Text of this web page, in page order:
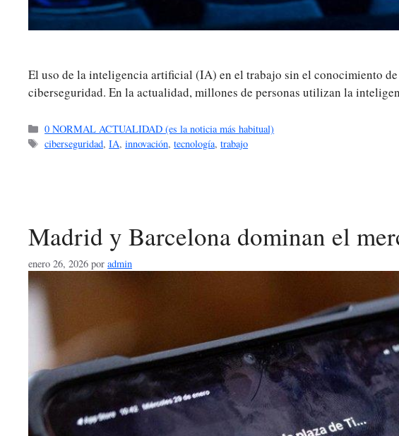
El uso de la inteligencia artificial (IA) en el trabajo sin el conocimiento de
ciberseguridad. En la actualidad, millones de personas utilizan la
Categorías
0 NORMAL ACTUALIDAD (es la noticia más habitual)
Etiquetas
ciberseguridad,IA,innovación,tecnología,trabajo
Madrid y Barcelona dominan el
enero 26, 2026 por admin